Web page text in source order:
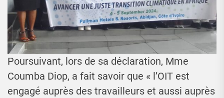
Poursuivant, lors de sa déclaration, Mme
Coumba Diop, a fait savoir que « l’OIT est
engagé auprès des travailleurs et aussi auprès